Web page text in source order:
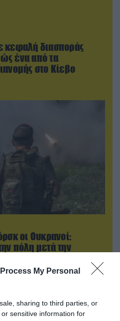
My Personal
sharing to third parties, or
sensitive information for
κεφαλή διασποράς
ένα από τα
στο Κίεβο
οι Ουκρανοί:
πόλη μετά την